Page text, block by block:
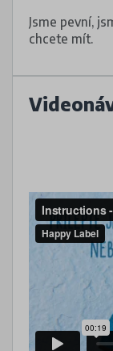
Jsme pevní,
chcete mít.